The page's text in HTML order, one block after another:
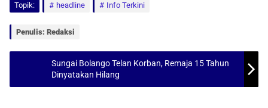
s
b
k
l
e
Topik: headline Info Terkini
Penulis: Redaksi
Sungai Bolango Telan Korban, Remaja 15 Tahun
Dinyatakan Hilang